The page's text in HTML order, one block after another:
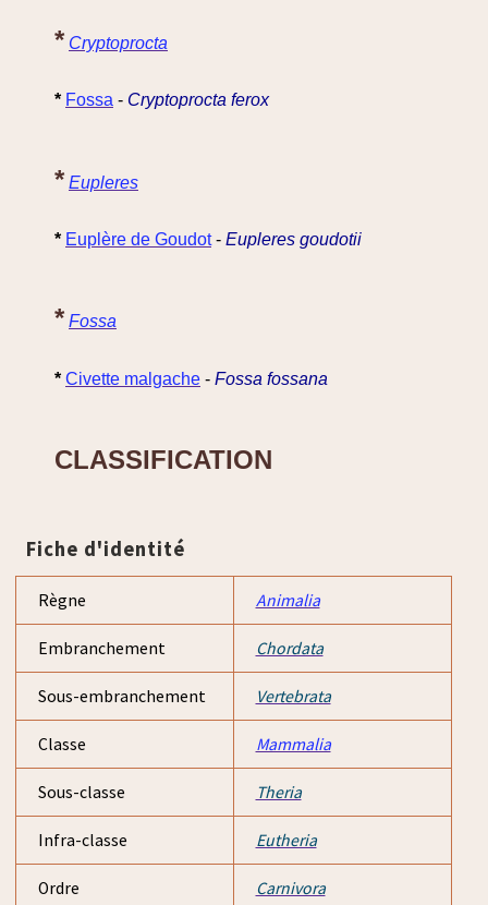
* Cryptoprocta
* Fossa - Cryptoprocta ferox
* Eupleres
* Euplère de Goudot- Eupleres goudotii
* Fossa
* Civette malgache - Fossa fossana
CLASSIFICATION
Fiche d'identité
Règne Animalia
Embranchement Chordata
Sous-embranchement Vertebrata
Classe Mammalia
Sous-classe Theria
Infra-classe Eutheria
Ordre Carnivora